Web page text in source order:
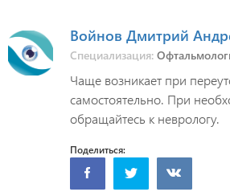
Войнов Дмитрий
Специализация:
Чаще возникает при
самостоятельно. При
обращайтесь к неврологу.
Поделиться: